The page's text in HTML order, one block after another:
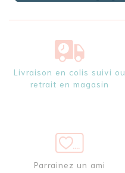
Livraison en colis suivi ou
retrait en magasin
Parrainez un ami